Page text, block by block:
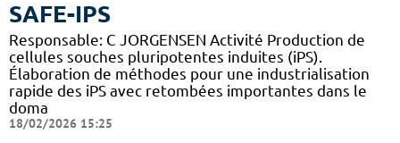
SAFE-IPS
Responsable: C JORGENSEN Activité Production de
cellules souches pluripotentes induites (iPS).
Élaboration de méthodes pour une industrialisation
rapide des iPS avec retombées importantes dans le
doma
18/02/2026 15:25